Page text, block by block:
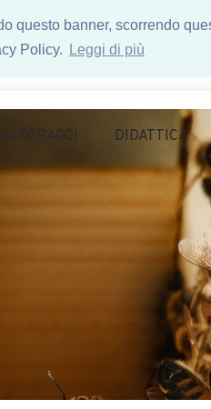
questo banner, scorrendo
Policy.
Leggi di più
DIDATTICA